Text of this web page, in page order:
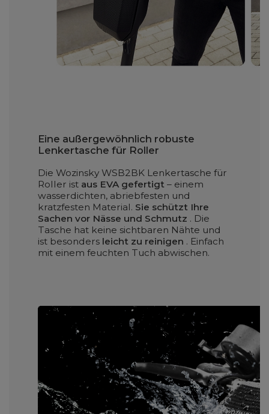
Eine außergewöhnlich robuste
Lenkertasche für Roller
Die Wozinsky WSB2BK Lenkertasche für
Roller ist aus EVA gefertigt – einem
wasserdichten, abriebfesten und
kratzfesten Material. Sie schützt Ihre
Sachen vor Nässe und Schmutz . Die
Tasche hat keine sichtbaren Nähte und
ist besonders leicht zu reinigen . Einfach
mit einem feuchten Tuch abwischen.